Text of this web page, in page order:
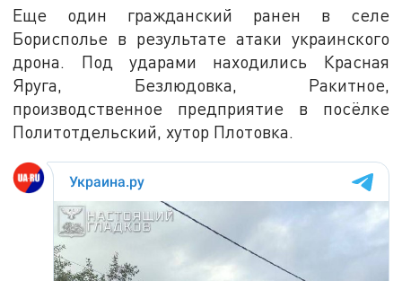
Еще один гражданский ранен в селе
Борисполье в результате атаки украинского
дрона. Под ударами находились Красная
Яруга, Безлюдовка, Ракитное,
производственное предприятие в посёлке
Политотдельский, хутор Плотовка.